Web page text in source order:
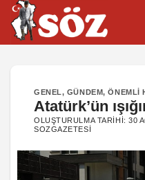
İçeriğe
atla
GENEL, GÜNDEM,ÖNEMLI
Atatürk’ün
OLUŞTURULMA TARIHI:30
SOZGAZETESI